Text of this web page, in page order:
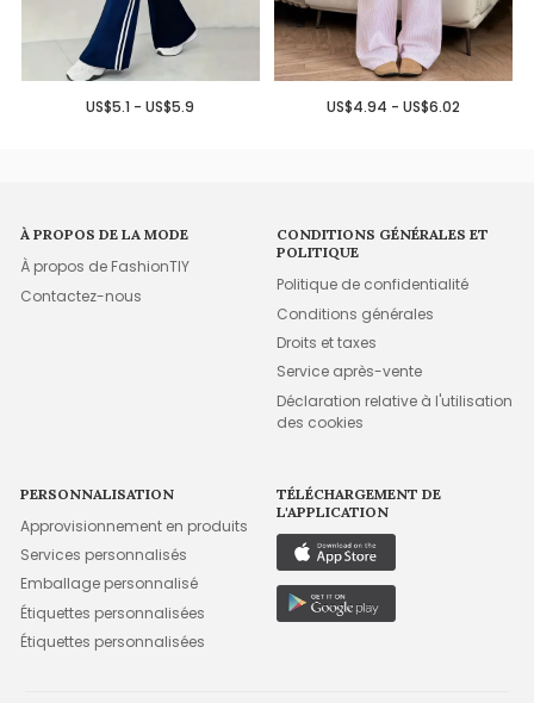
US$5.1 - US$5.9 US$4.94 - US$6.02
À PROPOS DE LA MODE
À propos de FashionTIY
Contactez-nous
CONDITIONS GÉNÉRALES ET
POLITIQUE
Politique de confidentialité
Conditions générales
Droits et taxes
Service après-vente
Déclaration relative à l'utilisation
des cookies
PERSONNALISATION
Approvisionnement en produits
Services personnalisés
Emballage personnalisé
Étiquettes personnalisées
Étiquettes personnalisées
TÉLÉCHARGEMENT DE
L'APPLICATION